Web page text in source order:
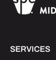
SERVICES